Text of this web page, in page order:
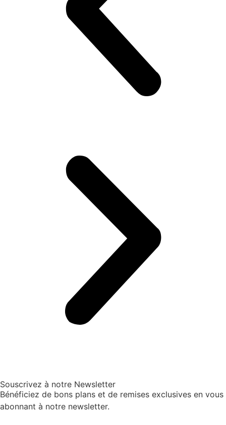
Souscrivez à notre Newsletter
Bénéficiez de bons plans et de remises exclusives en vous
abonnant à notre newsletter.